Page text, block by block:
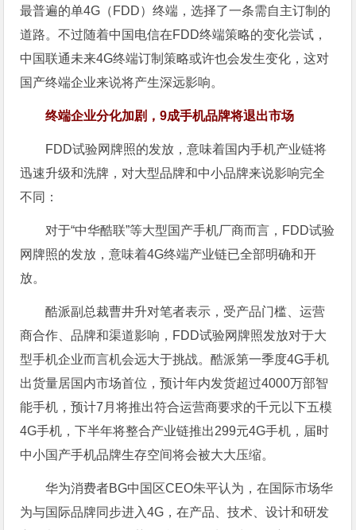
最普遍的单4G（FDD）终端，选择了一条需自主订制的
道路。不过随着中国电信在FDD终端策略的变化尝试，
中国联通未来4G终端订制策略或许也会发生变化，这对
国产终端企业来说将产生深远影响。
终端企业分化加剧，9成手机品牌将退出市场
FDD试验网牌照的发放，意味着国内手机产业链将
迅速升级和洗牌，对大型品牌和中小品牌来说影响完全
不同：
对于“中华酷联”等大型国产手机厂商而言，FDD试验
网牌照的发放，意味着4G终端产业链已全部明确和开
放。
酷派副总裁曹井升对笔者表示，受产品门槛、运营
商合作、品牌和渠道影响，FDD试验网牌照发放对于大
型手机企业而言机会远大于挑战。酷派第一季度4G手机
出货量居国内市场首位，预计年内发货超过4000万部智
能手机，预计7月将推出符合运营商要求的千元以下五模
4G手机，下半年将整合产业链推出299元4G手机，届时
中小国产手机品牌生存空间将会被大大压缩。
华为消费者BG中国区CEO朱平认为，在国际市场华
为与国际品牌同步进入4G，在产品、技术、设计和研发